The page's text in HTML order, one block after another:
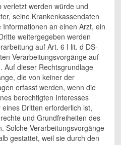
verletzt werden würde und
seine Krankenkassendaten
an einen Arzt, ein
weitergegeben werden
auf Art. 6 I lit. d DS-
Verarbeitungsvorgänge auf
Auf dieser Rechtsgrundlage
die von keiner der
erfasst werden, wenn die
berechtigten Interesses
Dritten erforderlich ist,
und Grundfreiheiten des
Solche Verarbeitungsvorgänge
gestattet, weil sie durch den